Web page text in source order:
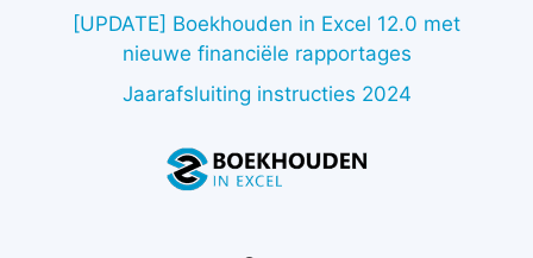
[UPDATE] Boekhouden in Excel 12.0 met
nieuwe financiële rapportages
Jaarafsluiting instructies 2024